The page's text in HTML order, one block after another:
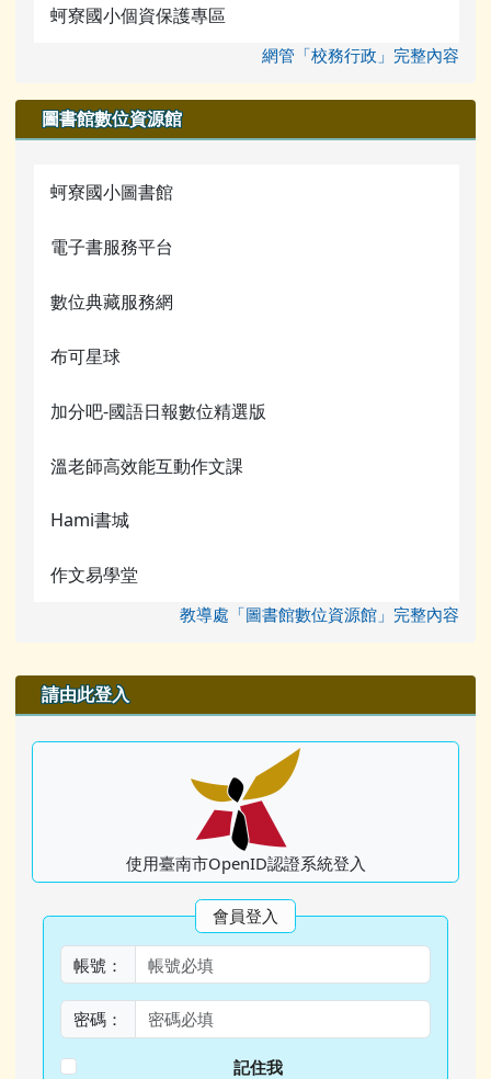
蚵寮國小個資保護專區
網管「校務行政」完整內容
圖書館數位資源館
蚵寮國小圖書館
電子書服務平台
數位典藏服務網
布可星球
加分吧-國語日報數位精選版
溫老師高效能互動作文課
Hami書城
作文易學堂
教導處「圖書館數位資源館」完整內容
右邊區域內容
請由此登入
使用臺南市OpenID認證系統登入
會員登入
帳號：
密碼：
記住我